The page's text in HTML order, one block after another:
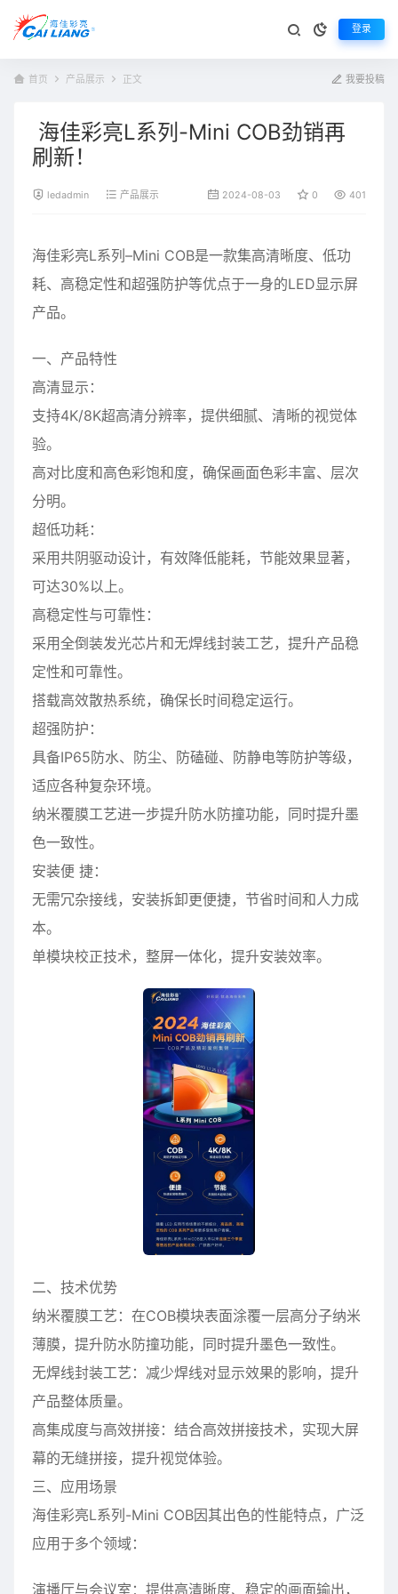
登录
首页 产品展示 正文 我要投稿
海佳彩亮L系列-Mini COB劲销再
刷新！
ledadmin 产品展示 2024-08-03 0 401
海佳彩亮L系列 –Mini COB是一款集高清晰度、低功
耗、高稳定性和超强防护等优点于一身的LED显示屏
产品。
一、产品特性
高清显示：
支持4K/8K超高清分辨率，提供细腻、清晰的视觉体
验。
高对比度和高色彩饱和度，确保画面色彩丰富、层次
分明。
超低功耗：
采用共阴驱动设计，有效降低能耗，节能效果显著，
可达30%以上。
高稳定性与可靠性：
采用全倒装发光芯片和无焊线封装工艺，提升产品稳
定性和可靠性。
搭载高效散热系统，确保长时间稳定运行。
超强防护：
具备IP65防水、防尘、防磕碰、防静电等防护等级，
适应各种复杂环境。
纳米覆膜工艺进一步提升防水防撞功能，同时提升墨
色一致性。
安装便 捷：
无需冗杂接线，安装拆卸更便捷，节省时间和人力成
本。
单模块校正技术，整屏一体化，提升安装效率。
二、技术优势
纳米覆膜工艺：在COB模块表面涂覆一层高分子纳米
薄膜，提升防水防撞功能，同时提升墨色一致性。
无焊线封装工艺：减少焊线对显示效果的影响，提升
产品整体质量。
高集成度与高效拼接：结合高效拼接技术，实现大屏
幕的无缝拼接，提升视觉体验。
三、应用场景
海佳彩亮L系列-Mini COB因其出色的性能特点，广泛
应用于多个领域：
演播厅与会议室：提供高清晰度、稳定的画面输出，